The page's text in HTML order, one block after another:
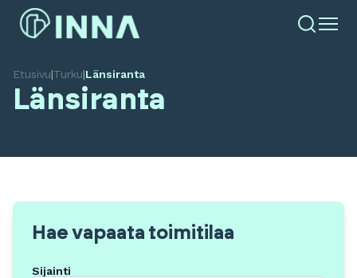
Etusivu|Turku|Länsiranta
Länsiranta
Hae vapaata toimitilaa
Sijainti